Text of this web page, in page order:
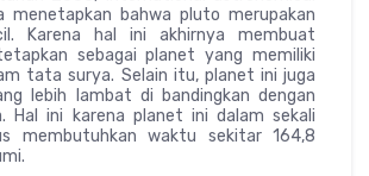
menetapkan bahwa pluto merupakan
Karena hal ini akhirnya membuat
sebagai planet yang memiliki
tata surya. Selain itu, planet ini juga
lebih lambat di bandingkan dengan
Hal ini karena planet ini dalam sekali
membutuhkan waktu sekitar 164,8